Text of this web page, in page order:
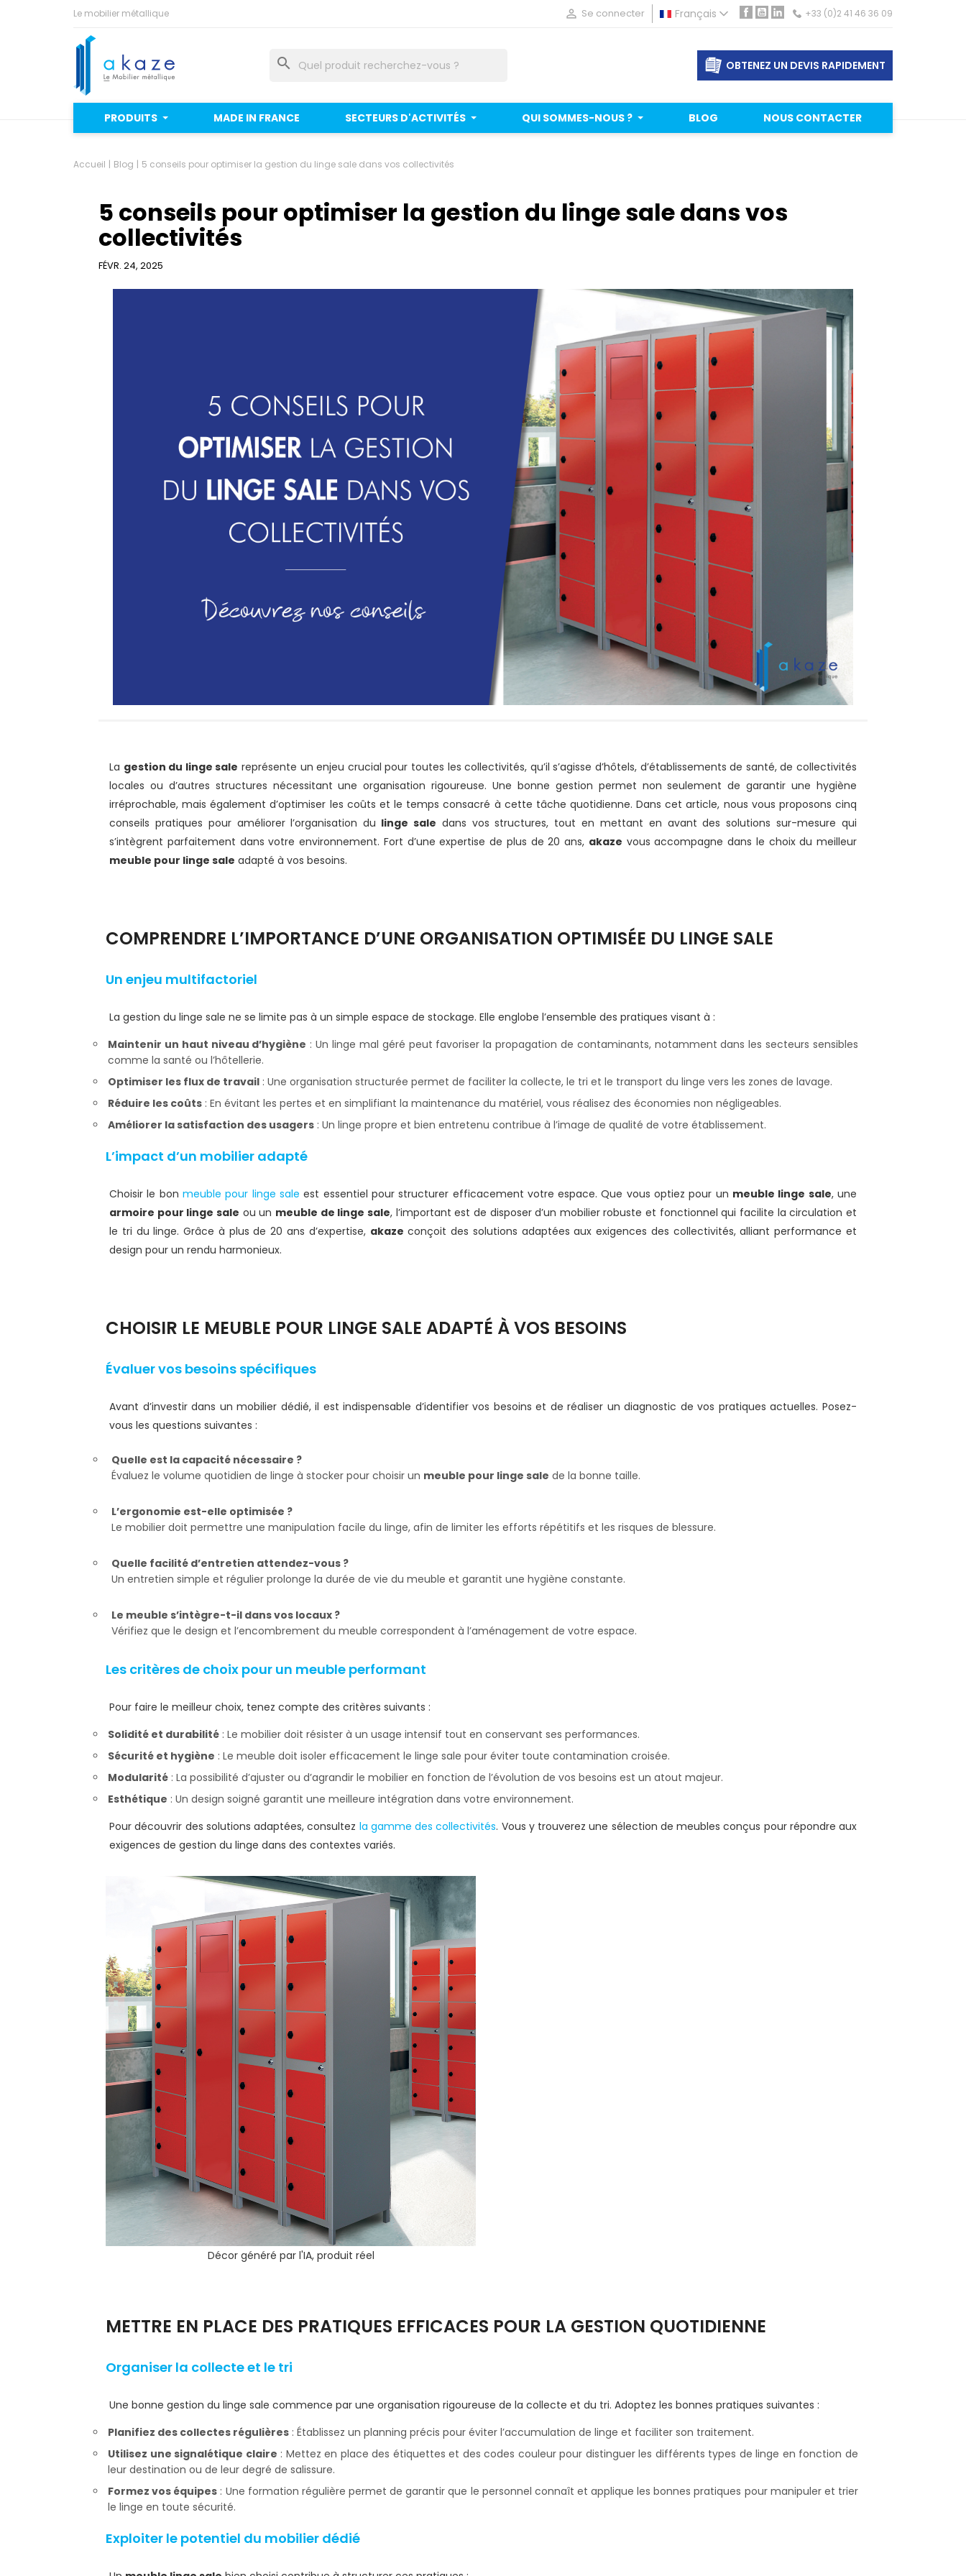
Le mobilier métallique  Se connecter Français Facebook
YouTube
LinkedIn+33 (0)2 41 46 36 09
search OBTENEZ UN DEVIS RAPIDEMENT
PRODUITS MADE IN FRANCE SECTEURS D'ACTIVITÉS QUI SOMMES-NOUS ? BLOG NOUS CONTACTER
Accueil Blog 5 conseils pour optimiser la gestion du linge sale dans vos collectivités
5 conseils pour optimiser la gestion du linge sale dans vos
collectivités
FÉVR. 24, 2025
La gestion du linge sale représente un enjeu crucial pour toutes les collectivités, qu’il s’agisse d’hôtels, d’établissements de santé, de collectivités
locales ou d’autres structures nécessitant une organisation rigoureuse. Une bonne gestion permet non seulement de garantir une hygiène
irréprochable, mais également d’optimiser les coûts et le temps consacré à cette tâche quotidienne. Dans cet article, nous vous proposons cinq
conseils pratiques pour améliorer l’organisation du linge sale dans vos structures, tout en mettant en avant des solutions sur-mesure qui
s’intègrent parfaitement dans votre environnement. Fort d’une expertise de plus de 20 ans, akaze vous accompagne dans le choix du meilleur
meuble pour linge sale adapté à vos besoins.
COMPRENDRE L’IMPORTANCE D’UNE ORGANISATION OPTIMISÉE DU LINGE SALE
Un enjeu multifactoriel
La gestion du linge sale ne se limite pas à un simple espace de stockage. Elle englobe l’ensemble des pratiques visant à :
Maintenir un haut niveau d’hygiène : Un linge mal géré peut favoriser la propagation de contaminants, notamment dans les secteurs sensibles
comme la santé ou l’hôtellerie.
Optimiser les flux de travail : Une organisation structurée permet de faciliter la collecte, le tri et le transport du linge vers les zones de lavage.
Réduire les coûts : En évitant les pertes et en simplifiant la maintenance du matériel, vous réalisez des économies non négligeables.
Améliorer la satisfaction des usagers : Un linge propre et bien entretenu contribue à l’image de qualité de votre établissement.
L’impact d’un mobilier adapté
Choisir le bon meuble pour linge sale est essentiel pour structurer efficacement votre espace. Que vous optiez pour un meuble linge sale, une
armoire pour linge sale ou un meuble de linge sale, l’important est de disposer d’un mobilier robuste et fonctionnel qui facilite la circulation et
le tri du linge. Grâce à plus de 20 ans d’expertise, akaze conçoit des solutions adaptées aux exigences des collectivités, alliant performance et
design pour un rendu harmonieux.
CHOISIR LE MEUBLE POUR LINGE SALE ADAPTÉ À VOS BESOINS
Évaluer vos besoins spécifiques
Avant d’investir dans un mobilier dédié, il est indispensable d’identifier vos besoins et de réaliser un diagnostic de vos pratiques actuelles. Posez-
vous les questions suivantes :
Quelle est la capacité nécessaire ?
Évaluez le volume quotidien de linge à stocker pour choisir un meuble pour linge sale de la bonne taille.
L’ergonomie est-elle optimisée ?
Le mobilier doit permettre une manipulation facile du linge, afin de limiter les efforts répétitifs et les risques de blessure.
Quelle facilité d’entretien attendez-vous ?
Un entretien simple et régulier prolonge la durée de vie du meuble et garantit une hygiène constante.
Le meuble s’intègre-t-il dans vos locaux ?
Vérifiez que le design et l’encombrement du meuble correspondent à l’aménagement de votre espace.
Les critères de choix pour un meuble performant
Pour faire le meilleur choix, tenez compte des critères suivants :
Solidité et durabilité : Le mobilier doit résister à un usage intensif tout en conservant ses performances.
Sécurité et hygiène : Le meuble doit isoler efficacement le linge sale pour éviter toute contamination croisée.
Modularité : La possibilité d’ajuster ou d’agrandir le mobilier en fonction de l’évolution de vos besoins est un atout majeur.
Esthétique : Un design soigné garantit une meilleure intégration dans votre environnement.
Pour découvrir des solutions adaptées, consultez la gamme des collectivités. Vous y trouverez une sélection de meubles conçus pour répondre aux
exigences de gestion du linge dans des contextes variés.
Décor généré par l'IA, produit réel
METTRE EN PLACE DES PRATIQUES EFFICACES POUR LA GESTION QUOTIDIENNE
Organiser la collecte et le tri
Une bonne gestion du linge sale commence par une organisation rigoureuse de la collecte et du tri. Adoptez les bonnes pratiques suivantes :
Planifiez des collectes régulières : Établissez un planning précis pour éviter l’accumulation de linge et faciliter son traitement.
Utilisez une signalétique claire : Mettez en place des étiquettes et des codes couleur pour distinguer les différents types de linge en fonction de
leur destination ou de leur degré de salissure.
Formez vos équipes : Une formation régulière permet de garantir que le personnel connaît et applique les bonnes pratiques pour manipuler et trier
le linge en toute sécurité.
Exploiter le potentiel du mobilier dédié